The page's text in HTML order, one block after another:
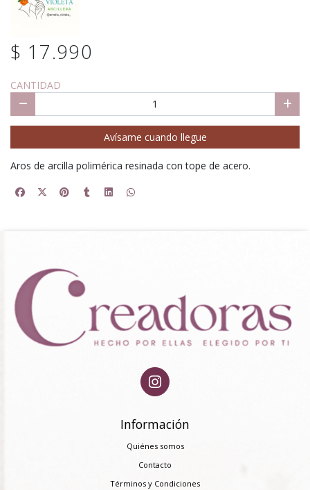
$ 17.990
CANTIDAD
Avísame cuando llegue
Aros de arcilla polimérica resinada con tope de acero.
Información
Quiénes somos
Contacto
Términos y Condiciones